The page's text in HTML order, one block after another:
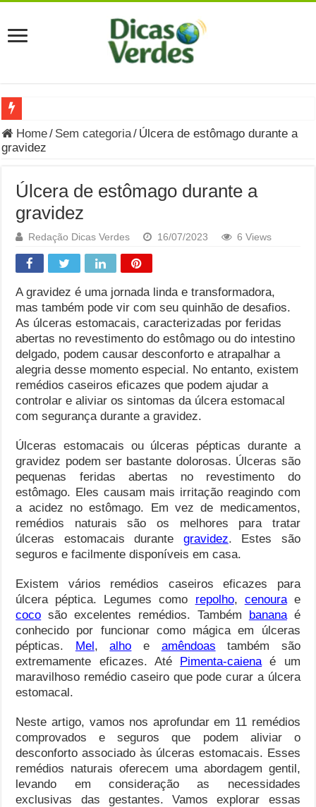
Grávida Pode Comer Pastrami? Saiba Quando o Consumo é
Você sabe o que é uma Economia Circular?
Carta Psicografada de Isabella Nardoni : O que Diz a
Grávida pode comer picles e alimentos em conserva durante
Grávida pode comer Ceviche? Entenda os riscos na gravidez
Carta Psicografada João Hélio: Revelação, Paz e a Lei do
Carta Psicografada de Eduardo Campos
Home/ Sem categoria/ Úlcera de estômago durante a
gravidez
Úlcera de estômago durante a
gravidez
Redação Dicas Verdes 16/07/2023 6 Views
A gravidez é uma jornada linda e transformadora,
mas também pode vir com seu quinhão de desafios.
As úlceras estomacais, caracterizadas por feridas
abertas no revestimento do estômago ou do intestino
delgado, podem causar desconforto e atrapalhar a
alegria desse momento especial. No entanto, existem
remédios caseiros eficazes que podem ajudar a
controlar e aliviar os sintomas da úlcera estomacal
com segurança durante a gravidez.
Úlceras estomacais ou úlceras pépticas durante a
gravidez podem ser bastante dolorosas. Úlceras são
pequenas feridas abertas no revestimento do
estômago. Eles causam mais irritação reagindo com
a acidez no estômago. Em vez de medicamentos,
remédios naturais são os melhores para tratar
úlceras estomacais durante gravidez. Estes são
seguros e facilmente disponíveis em casa.
Existem vários remédios caseiros eficazes para
úlcera péptica. Legumes como repolho, cenourae
coco são excelentes remédios. Também bananaé
conhecido por funcionar como mágica em úlceras
pépticas. Mel,alho e amêndoas também são
extremamente eficazes. Até Pimenta-caienaé um
maravilhoso remédio caseiro que pode curar a úlcera
estomacal.
Neste artigo, vamos nos aprofundar em 11 remédios
comprovados e seguros que podem aliviar o
desconforto associado às úlceras estomacais. Esses
remédios naturais oferecem uma abordagem gentil,
levando em consideração as necessidades
exclusivas das gestantes. Vamos explorar essas